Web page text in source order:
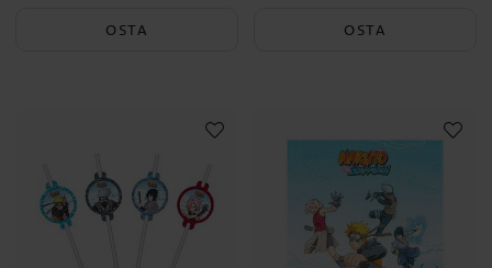
Toivomme, että Naruto-teemamme tuo jännitystä ja seikkailua
OSTA OSTA